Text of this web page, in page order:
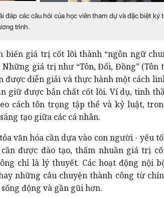
đáp các câu hỏi của học viên tham dự và đặc biệt ký
trình.
biến giá trị cốt lõi thành “ngôn ngữ
Những giá trị như “Tôn, Đổi, Đồng” (Tôn
được diễn giải và thực hành một cách
giữ được bản chất cốt lõi. Ví dụ, tinh
cách tôn trọng tập thể và kỷ luật,
tạo giữa các cá nhân.
văn hóa cần dựa vào con người - yếu
được đào tạo, thấm nhuần giá trị
chỉ là lý thuyết. Các hoạt động nội
những câu chuyện thành công từ
động và gần gũi hơn.